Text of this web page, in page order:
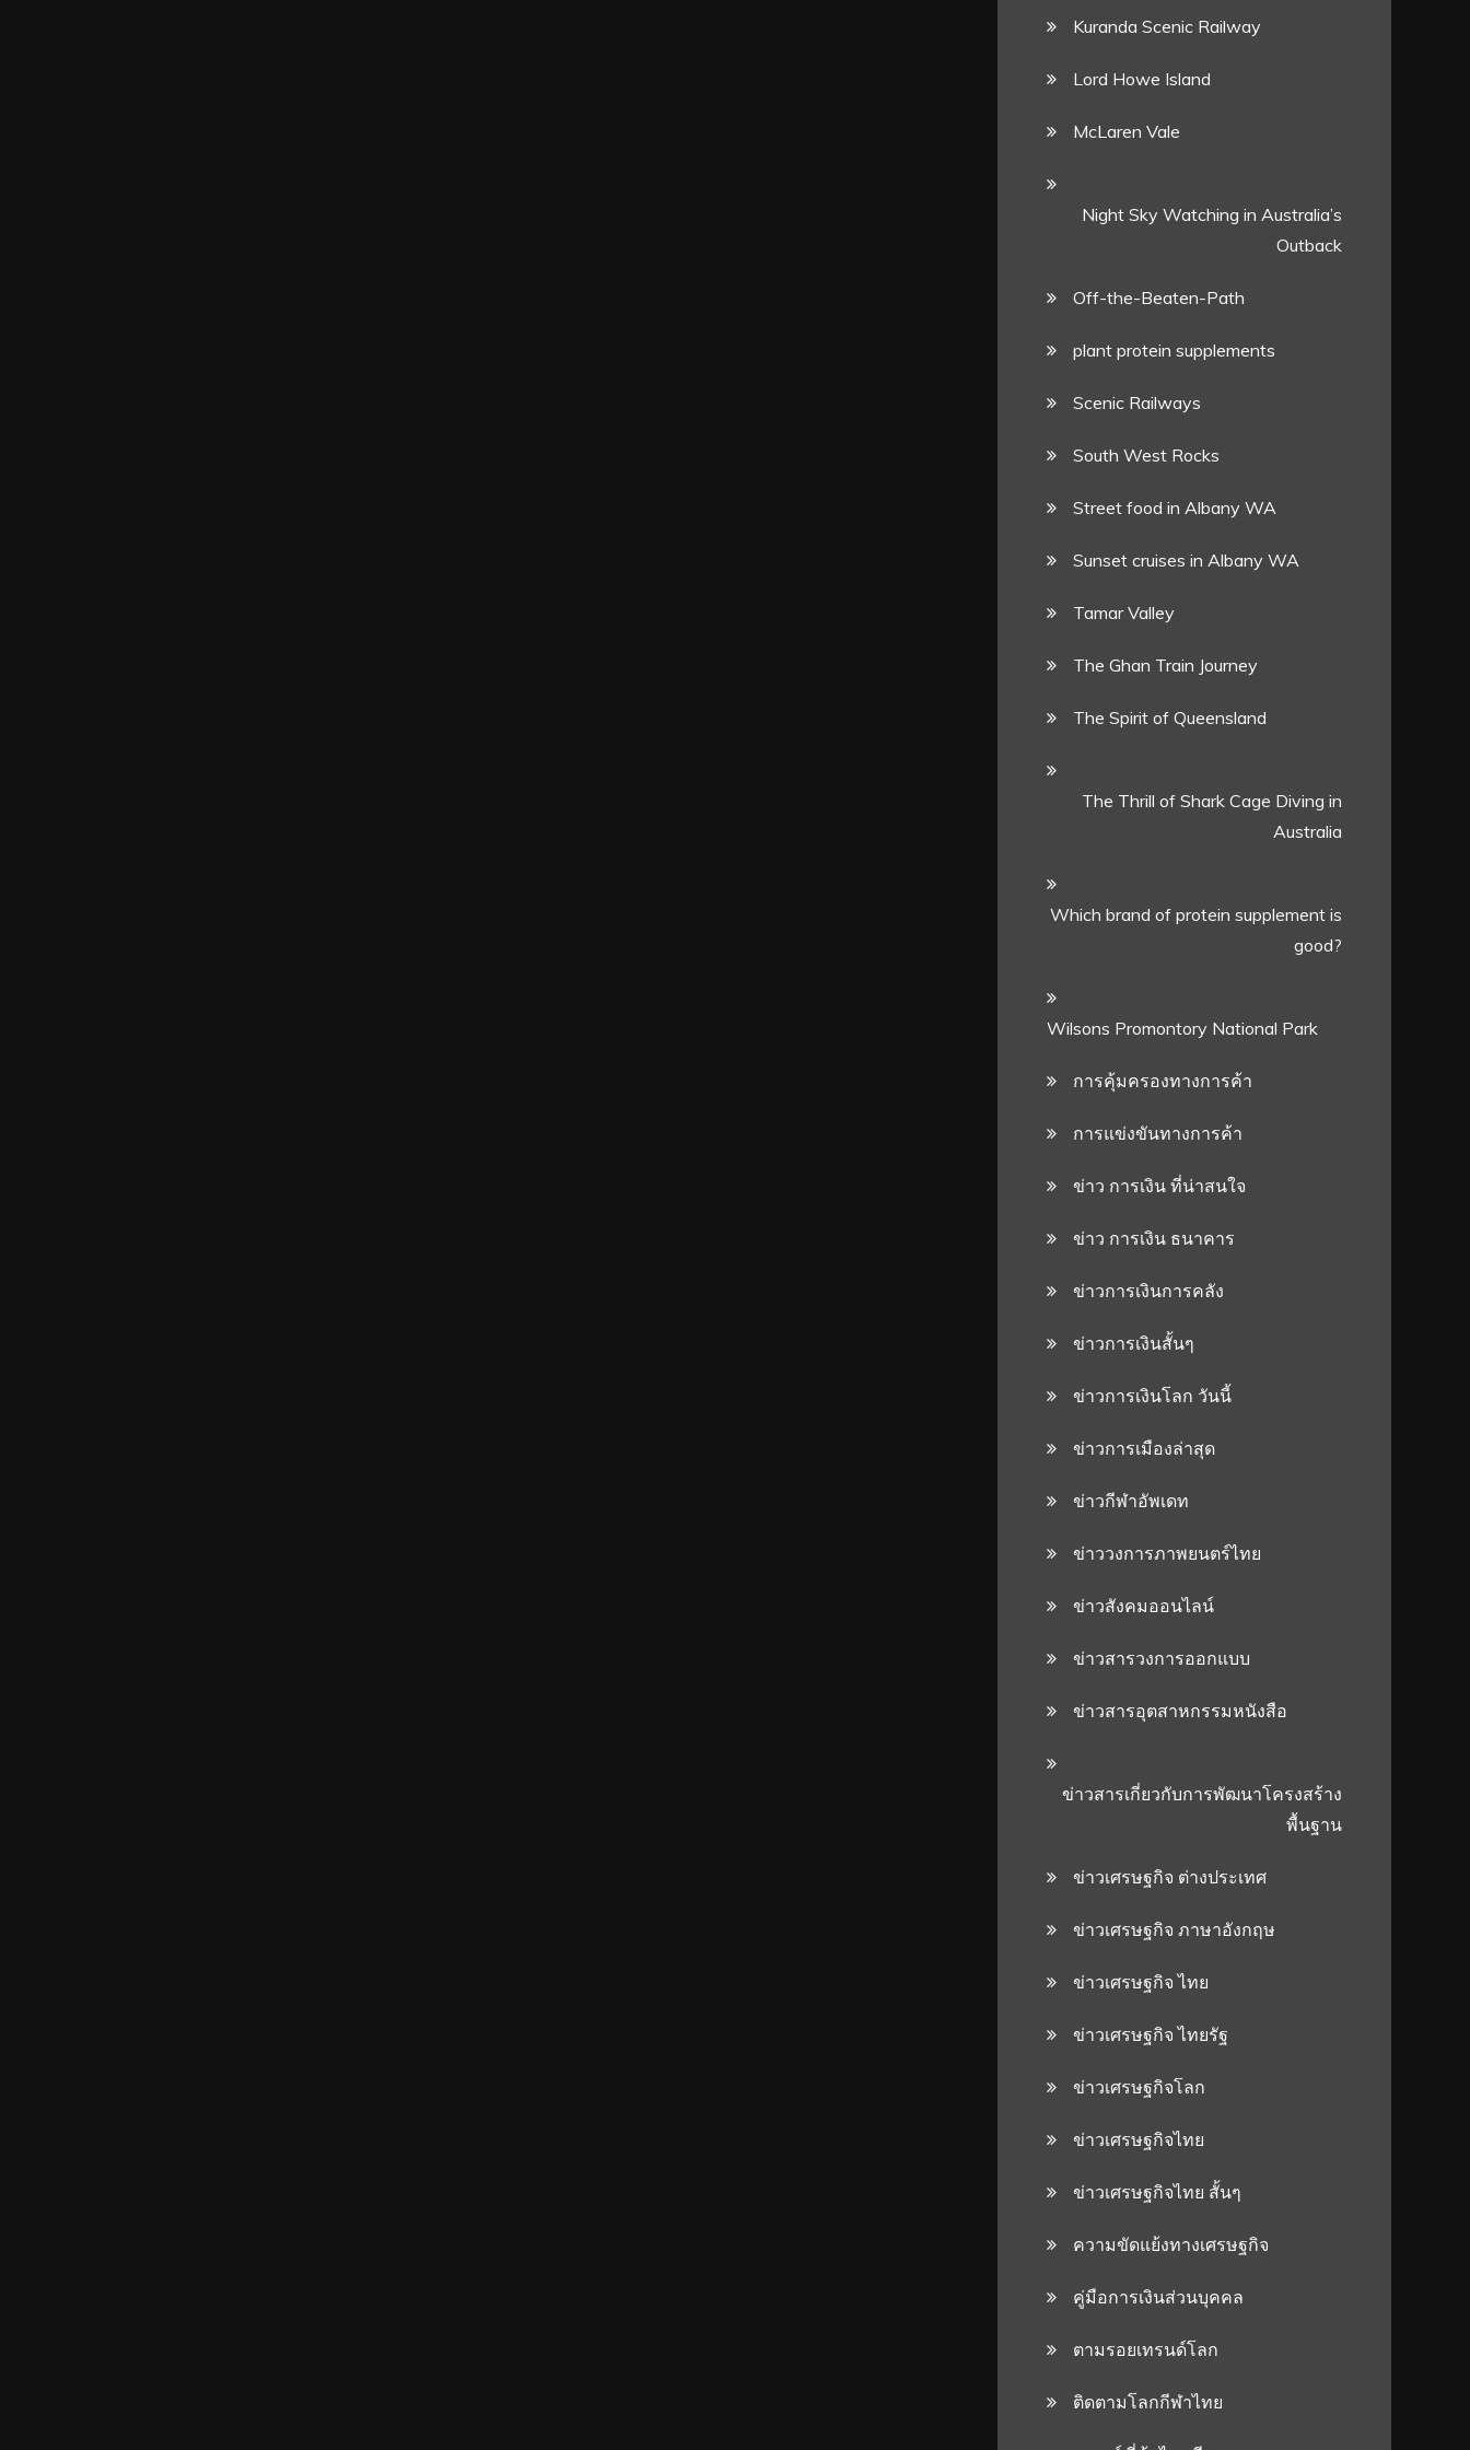
Kuranda Scenic Railway
Lord Howe Island
McLaren Vale
Night Sky Watching in Australia’s
Outback
Off-the-Beaten-Path
plant protein supplements
Scenic Railways
South West Rocks
Street food in Albany WA
Sunset cruises in Albany WA
Tamar Valley
The Ghan Train Journey
The Spirit of Queensland
The Thrill of Shark Cage Diving in
Australia
Which brand of protein supplement is
good?
Wilsons Promontory National Park
การคุ้มครองทางการค้า
การแข่งขันทางการค้า
ข่าว การเงิน ที่น่าสนใจ
ข่าว การเงิน ธนาคาร
ข่าวการเงินการคลัง
ข่าวการเงินสั้นๆ
ข่าวการเงินโลก วันนี้
ข่าวการเมืองล่าสุด
ข่าวกีฬาอัพเดท
ข่าววงการภาพยนตร์ไทย
ข่าวสังคมออนไลน์
ข่าวสารวงการออกแบบ
ข่าวสารอุตสาหกรรมหนังสือ
ข่าวสารเกี่ยวกับการพัฒนาโครงสร้าง
พื้นฐาน
ข่าวเศรษฐกิจ ต่างประเทศ
ข่าวเศรษฐกิจ ภาษาอังกฤษ
ข่าวเศรษฐกิจ ไทย
ข่าวเศรษฐกิจ ไทยรัฐ
ข่าวเศรษฐกิจโลก
ข่าวเศรษฐกิจไทย
ข่าวเศรษฐกิจไทย สั้นๆ
ความขัดแย้งทางเศรษฐกิจ
คู่มือการเงินส่วนบุคคล
ตามรอยเทรนด์โลก
ติดตามโลกกีฬาไทย